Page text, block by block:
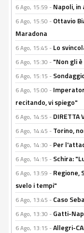
6 Ago, 15:59 - Napoli,
6 Ago, 15:50 - Ottavio
Maradona
6 Ago, 15:45 - Lo
6 Ago, 15:30 - "Non gli
6 Ago, 15:15 -
6 Ago, 15:00 -
recitando, vi spiego"
6 Ago, 14:55 -
6 Ago, 14:45 - Torino,
6 Ago, 14:30 - Per
6 Ago, 14:15 - Schira:
6 Ago, 13:59 - Regione,
svelo i tempi"
6 Ago, 13:45 - Caso
6 Ago, 13:30 - Gatti-
6 Ago, 13:15 -Allegri-